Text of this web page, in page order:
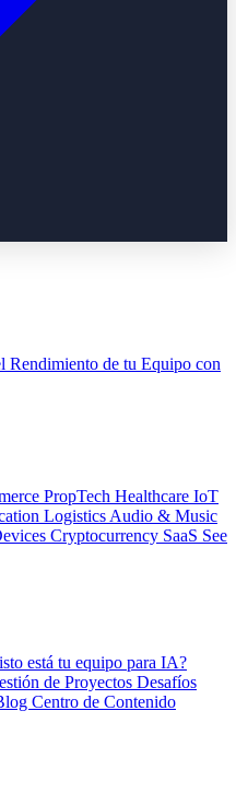
Rendimiento de tu Equipo con
PropTech Healthcare IoT
Logistics Audio & Music
Cryptocurrency SaaS See
está tu equipo para IA?
de Proyectos Desafíos
Centro de Contenido